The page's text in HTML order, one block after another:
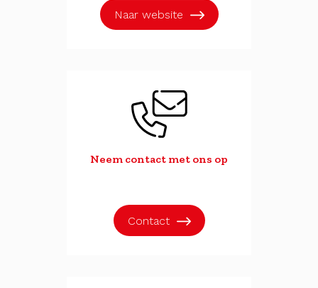
Naar website
Neem contact met ons op
Contact